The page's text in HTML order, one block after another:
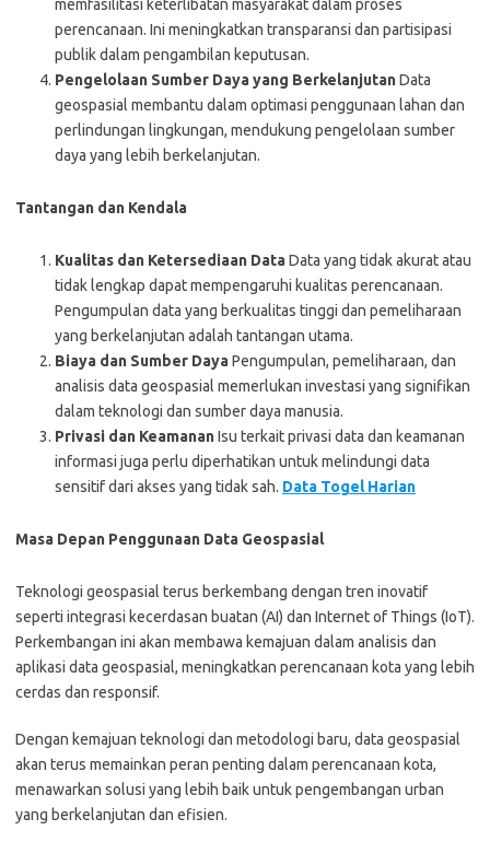
memfasilitasi keterlibatan masyarakat dalam proses
perencanaan. Ini meningkatkan transparansi dan partisipasi
publik dalam pengambilan keputusan.
Pengelolaan Sumber Daya yang BerkelanjutanData
geospasial membantu dalam optimasi penggunaan lahan dan
perlindungan lingkungan, mendukung pengelolaan sumber
daya yang lebih berkelanjutan.
Tantangan dan Kendala
Kualitas dan Ketersediaan DataData yang tidak akurat atau
tidak lengkap dapat mempengaruhi kualitas perencanaan.
Pengumpulan data yang berkualitas tinggi dan pemeliharaan
yang berkelanjutan adalah tantangan utama.
Biaya dan Sumber DayaPengumpulan, pemeliharaan, dan
analisis data geospasial memerlukan investasi yang signifikan
dalam teknologi dan sumber daya manusia.
Privasi dan KeamananIsu terkait privasi data dan keamanan
informasi juga perlu diperhatikan untuk melindungi data
sensitif dari akses yang tidak sah. Data Togel Harian
Masa Depan Penggunaan Data Geospasial
Teknologi geospasial terus berkembang dengan tren inovatif
seperti integrasi kecerdasan buatan (AI) dan Internet of Things (IoT).
Perkembangan ini akan membawa kemajuan dalam analisis dan
aplikasi data geospasial, meningkatkan perencanaan kota yang lebih
cerdas dan responsif.
Dengan kemajuan teknologi dan metodologi baru, data geospasial
akan terus memainkan peran penting dalam perencanaan kota,
menawarkan solusi yang lebih baik untuk pengembangan urban
yang berkelanjutan dan efisien.